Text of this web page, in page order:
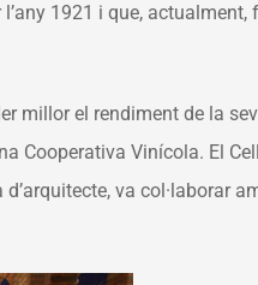
1921 i que, actualment,
millor el rendiment de la
Cooperativa Vinícola. El
va col·laborar